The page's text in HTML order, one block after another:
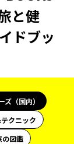
と健
ドブッ
（国内）
クニック
の図鑑